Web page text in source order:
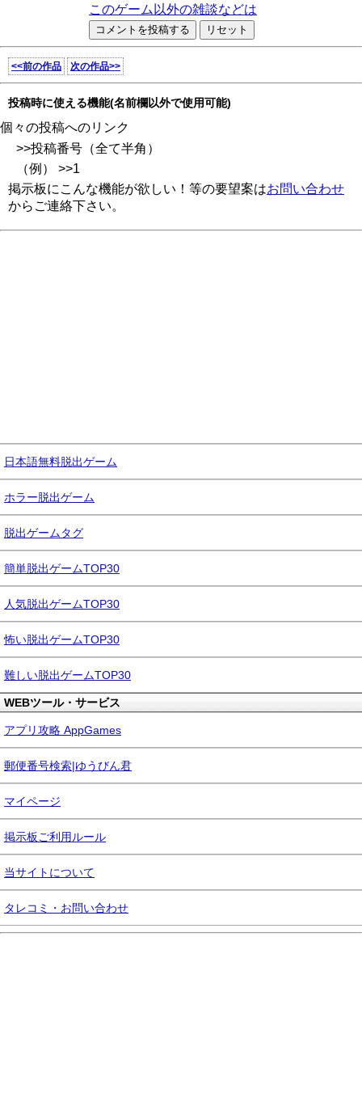
このゲーム以外の雑談などは
<<前の作品 次の作品>>
投稿時に使える機能(名前欄以外で使用可能)
個々の投稿へのリンク
>>投稿番号（全て半角）
（例） >>1
掲示板にこんな機能が欲しい！等の要望案はお問い合わせ
からご連絡下さい。
日本語無料脱出ゲーム
ホラー脱出ゲーム
脱出ゲームタグ
簡単脱出ゲームTOP30
人気脱出ゲームTOP30
怖い脱出ゲームTOP30
難しい脱出ゲームTOP30
WEBツール・サービス
アプリ攻略 AppGames
郵便番号検索|ゆうびん君
マイページ
掲示板ご利用ルール
当サイトについて
タレコミ・お問い合わせ